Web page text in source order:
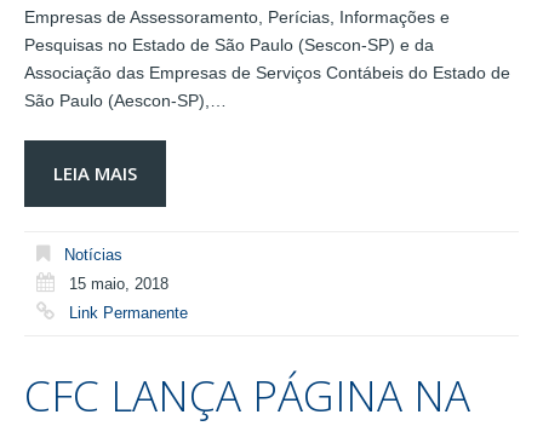
Empresas de Assessoramento, Perícias, Informações e
Pesquisas no Estado de São Paulo (Sescon-SP) e da
Associação das Empresas de Serviços Contábeis do Estado de
São Paulo (Aescon-SP),…
LEIA MAIS
Notícias
15 maio, 2018
Link Permanente
CFC LANÇA PÁGINA NA